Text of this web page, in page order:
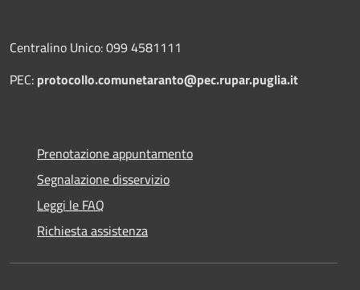
Centralino Unico: 099 4581111
PEC: protocollo.comunetaranto@pec.rupar.puglia.it
Prenotazione appuntamento
Segnalazione disservizio
Leggi le FAQ
Richiesta assistenza